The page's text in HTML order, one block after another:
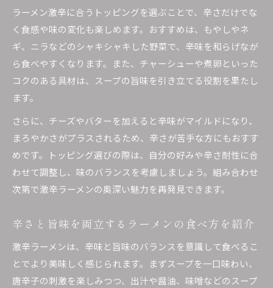
ラーメン激辛に合うトッピングを選ぶことで、辛さだけでな
く食感や味の変化も楽しめます。おすすめは、もやしやネ
ギ、ニラなどのシャキシャキした野菜で、辛味を和らげなが
ら食べやすくなります。また、チャーシューや煮卵といった
コクのある具材は、スープの旨味を引き立てる役割を果たし
ます。
さらに、チーズやバターを加えると辛味がマイルドになり、
まろやかさがプラスされるため、辛さが苦手な方にもおすす
めです。トッピング選びの際は、自分の好みや辛さ耐性に合
わせて調整し、味のバランスを考慮しましょう。組み合わせ
次第で激辛ラーメンの奥深い魅力を再発見できます。
辛さと旨味を両立するラーメンの食べ方を紹介
激辛ラーメンは、辛味と旨味のバランスを意識して食べるこ
とでより美味しく感じられます。まずスープを一口味わい、
唐辛子の刺激を楽しみつつ、出汁や醤油、味噌などのスープ